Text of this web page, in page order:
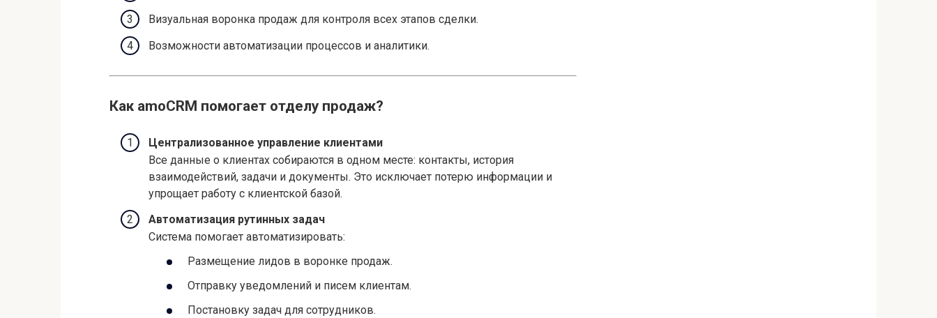
Визуальная воронка продаж для контроля всех этапов сделки.
Возможности автоматизации процессов и аналитики.
Как amoCRM помогает отделу продаж?
Централизованное управление клиентами
Все данные о клиентах собираются в одном месте: контакты, история
взаимодействий, задачи и документы. Это исключает потерю информации и
упрощает работу с клиентской базой.
Автоматизация рутинных задач
Система помогает автоматизировать:
Размещение лидов в воронке продаж.
Отправку уведомлений и писем клиентам.
Постановку задач для сотрудников.